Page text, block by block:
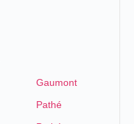
Gaumont
Pathé